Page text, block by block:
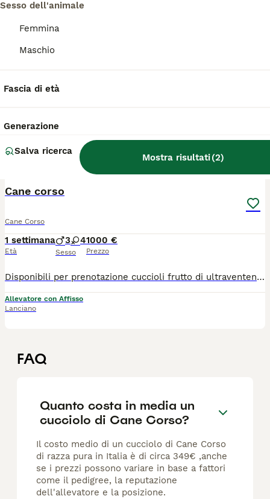
Sesso dell'animale
Femmina
Maschio
Fascia di età
Generazione
Salva ricerca
Mostra risultati(2)
Cane corso
Cane Corso
1 settimana
Età
3 4
Sesso
1000 €
Prezzo
Disponibili per prenotazione cuccioli frutto di ultraventennale selezione, colore fulvo con maschera nera. Genitori esenti displasia e dsra, DNA depositato. Richiesta e garantita massima serietà.
Allevatore con Affisso
Lanciano
FAQ
Quanto costa in media un
cucciolo di Cane Corso?
Il costo medio di un cucciolo di Cane Corso
di razza pura in Italia è di circa 349€ ,anche
se i prezzi possono variare in base a fattori
come il pedigree, la reputazione
dell'allevatore e la posizione.